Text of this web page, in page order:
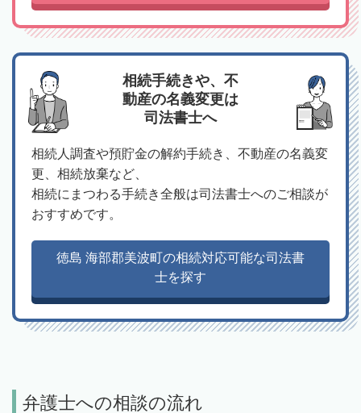
相続手続きや、不
動産の名義変更は
司法書士へ
相続人調査や預貯金の解約手続き、不動産の名義変
更、相続放棄など、
相続にまつわる手続き全般は司法書士へのご相談が
おすすめです。
徳島 海部郡美波町の相続対応可能な司法書
士を探す
弁護士への相談の流れ